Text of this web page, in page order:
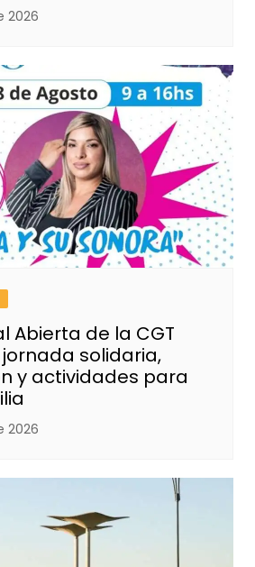
2026
Abierta de la CGT
solidaria,
y actividades para
2026